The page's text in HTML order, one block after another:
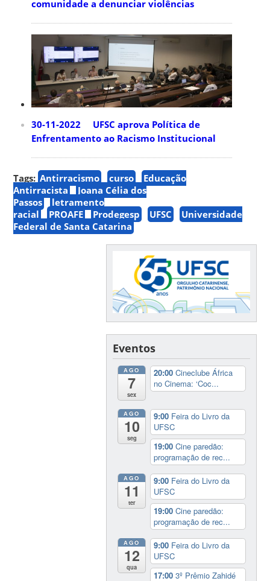
comunidade a denunciar violências
30-11-2022 UFSC aprova Política de
Enfrentamento ao Racismo Institucional
Tags: Antirracismo curso
Educação
Antirracista
Joana Célia dos
Passos
letramento
racial
PROAFE Prodegesp UFSC
Universidade
Federal de Santa Catarina
Eventos
AGO
7
sex
20:00Cineclube África
no Cinema: ‘Coc...
AGO
10
seg
9:00 Feira do Livro da
UFSC
19:00Cine paredão:
programação de rec...
AGO
11
ter
9:00 Feira do Livro da
UFSC
19:00Cine paredão:
programação de rec...
AGO
12
qua
9:00 Feira do Livro da
UFSC
17:003º Prêmio Zahidé